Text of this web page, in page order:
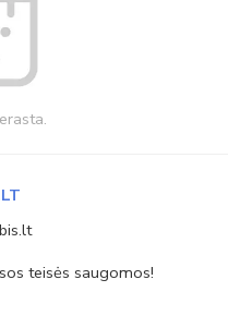
teisės saugomos!